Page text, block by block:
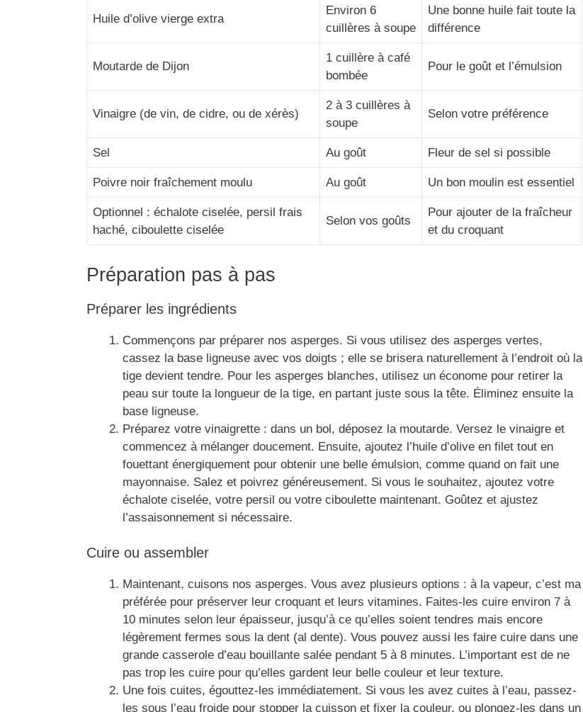
Huile d’olive vierge extra
Environ 6
cuillères à soupe
Une bonne huile fait toute la
différence
Moutarde de Dijon
1 cuillère à café
bombée
Pour le goût et l’émulsion
Vinaigre (de vin, de cidre, ou de xérès)
2 à 3 cuillères à
soupe
Selon votre préférence
Sel Au goût Fleur de sel si possible
Poivre noir fraîchement moulu Au goût Un bon moulin est essentiel
Optionnel : échalote ciselée, persil frais
haché, ciboulette ciselée
Selon vos goûts
Pour ajouter de la fraîcheur
et du croquant
Préparation pas à pas
Préparer les ingrédients
Commençons par préparer nos asperges. Si vous utilisez des asperges vertes,
cassez la base ligneuse avec vos doigts ; elle se brisera naturellement à l’endroit où la
tige devient tendre. Pour les asperges blanches, utilisez un économe pour retirer la
peau sur toute la longueur de la tige, en partant juste sous la tête. Éliminez ensuite la
base ligneuse.
Préparez votre vinaigrette : dans un bol, déposez la moutarde. Versez le vinaigre et
commencez à mélanger doucement. Ensuite, ajoutez l’huile d’olive en filet tout en
fouettant énergiquement pour obtenir une belle émulsion, comme quand on fait une
mayonnaise. Salez et poivrez généreusement. Si vous le souhaitez, ajoutez votre
échalote ciselée, votre persil ou votre ciboulette maintenant. Goûtez et ajustez
l’assaisonnement si nécessaire.
Cuire ou assembler
Maintenant, cuisons nos asperges. Vous avez plusieurs options : à la vapeur, c’est ma
préférée pour préserver leur croquant et leurs vitamines. Faites-les cuire environ 7 à
10 minutes selon leur épaisseur, jusqu’à ce qu’elles soient tendres mais encore
légèrement fermes sous la dent (al dente). Vous pouvez aussi les faire cuire dans une
grande casserole d’eau bouillante salée pendant 5 à 8 minutes. L’important est de ne
pas trop les cuire pour qu’elles gardent leur belle couleur et leur texture.
Une fois cuites, égouttez-les immédiatement. Si vous les avez cuites à l’eau, passez-
les sous l’eau froide pour stopper la cuisson et fixer la couleur, ou plongez-les dans un